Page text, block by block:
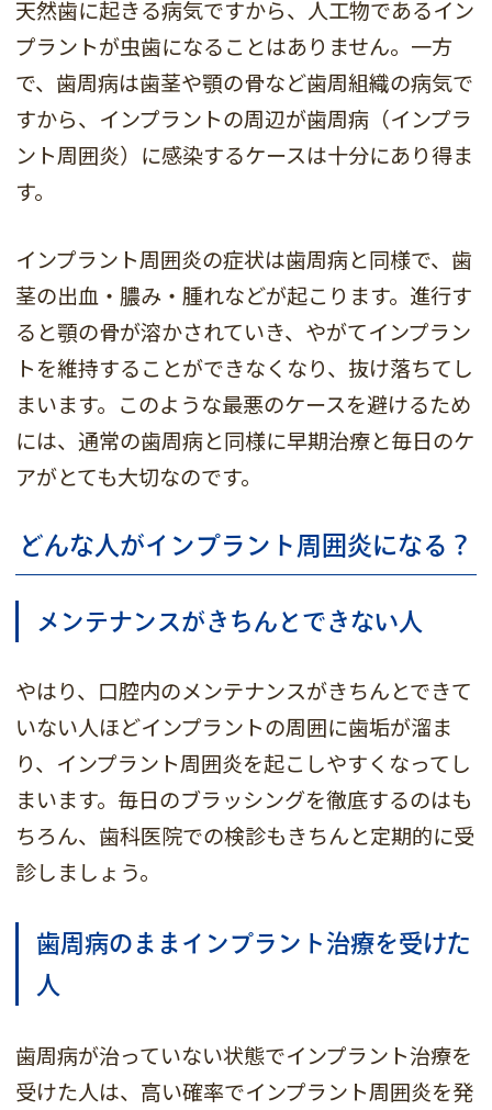
天然歯に起きる病気ですから、人工物であるイン
プラントが虫歯になることはありません。一方
で、歯周病は歯茎や顎の骨など歯周組織の病気で
すから、インプラントの周辺が歯周病（インプラ
ント周囲炎）に感染するケースは十分にあり得ま
す。
インプラント周囲炎の症状は歯周病と同様で、歯
茎の出血・膿み・腫れなどが起こります。進行す
ると顎の骨が溶かされていき、やがてインプラン
トを維持することができなくなり、抜け落ちてし
まいます。このような最悪のケースを避けるため
には、通常の歯周病と同様に早期治療と毎日のケ
アがとても大切なのです。
どんな人がインプラント周囲炎になる？
メンテナンスがきちんとできない人
やはり、口腔内のメンテナンスがきちんとできて
いない人ほどインプラントの周囲に歯垢が溜ま
り、インプラント周囲炎を起こしやすくなってし
まいます。毎日のブラッシングを徹底するのはも
ちろん、歯科医院での検診もきちんと定期的に受
診しましょう。
歯周病のままインプラント治療を受けた
人
歯周病が治っていない状態でインプラント治療を
受けた人は、高い確率でインプラント周囲炎を発